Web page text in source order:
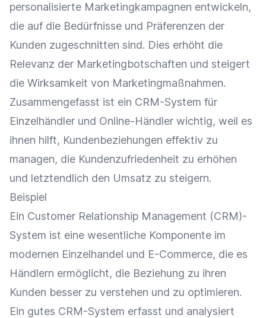
personalisierte Marketingkampagnen entwickeln,
die auf die Bedürfnisse und Präferenzen der
Kunden zugeschnitten sind. Dies erhöht die
Relevanz der Marketingbotschaften und steigert
die Wirksamkeit von Marketingmaßnahmen.
Zusammengefasst ist ein CRM-System für
Einzelhändler und Online-Händler wichtig, weil es
ihnen hilft, Kundenbeziehungen effektiv zu
managen, die Kundenzufriedenheit zu erhöhen
und letztendlich den Umsatz zu steigern.
Beispiel
Ein Customer Relationship Management (CRM)-
System ist eine wesentliche Komponente im
modernen Einzelhandel und E-Commerce, die es
Händlern ermöglicht, die Beziehung zu ihren
Kunden besser zu verstehen und zu optimieren.
Ein gutes CRM-System erfasst und analysiert